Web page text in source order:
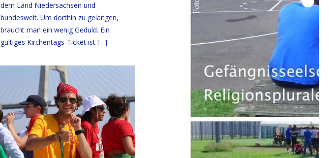
dem Land Niedersachsen und
bundesweit. Um dorthin zu gelangen,
braucht man ein wenig Geduld. Ein
gültiges Kirchentags-Ticket ist[…]